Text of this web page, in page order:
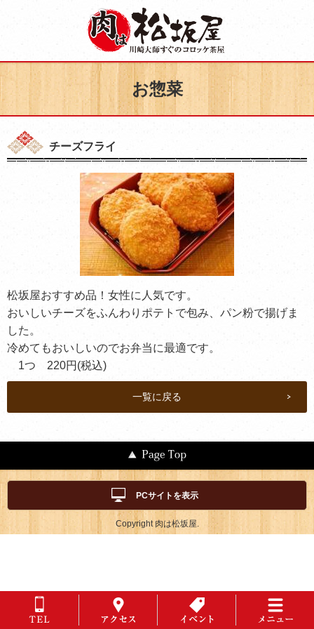
お惣菜
チーズフライ
松坂屋おすすめ品！女性に人気です。
おいしいチーズをふんわりポテトで包み、パン粉で揚げま
した。
冷めてもおいしいのでお弁当に最適です。
1つ 220円(税込)
一覧に戻る
PCサイトを表示
Copyright 肉は松坂屋.